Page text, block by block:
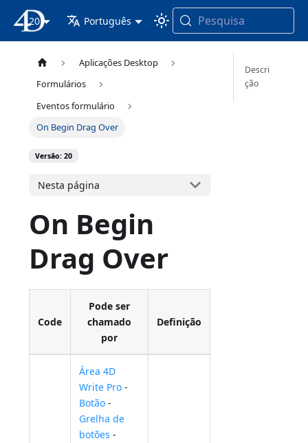
Documentação 4D
20 Português Pesquisa
Aplicações Desktop
Formulários
Eventos formulário
On Begin Drag Over
Versão: 20
Nesta página
On Begin
Drag Over
Code
Pode ser
chamado
por
Definição
Área 4D
Write Pro -
Botão -
Grelha de
botões -
Descri
ção